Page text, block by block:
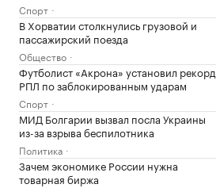
Спорт
В Хорватии столкнулись грузовой и
пассажирский поезда
Общество
Футболист «Акрона» установил рекорд
РПЛ по заблокированным ударам
Спорт
МИД Болгарии вызвал посла Украины
из-за взрыва беспилотника
Политика
Зачем экономике России нужна
товарная биржа